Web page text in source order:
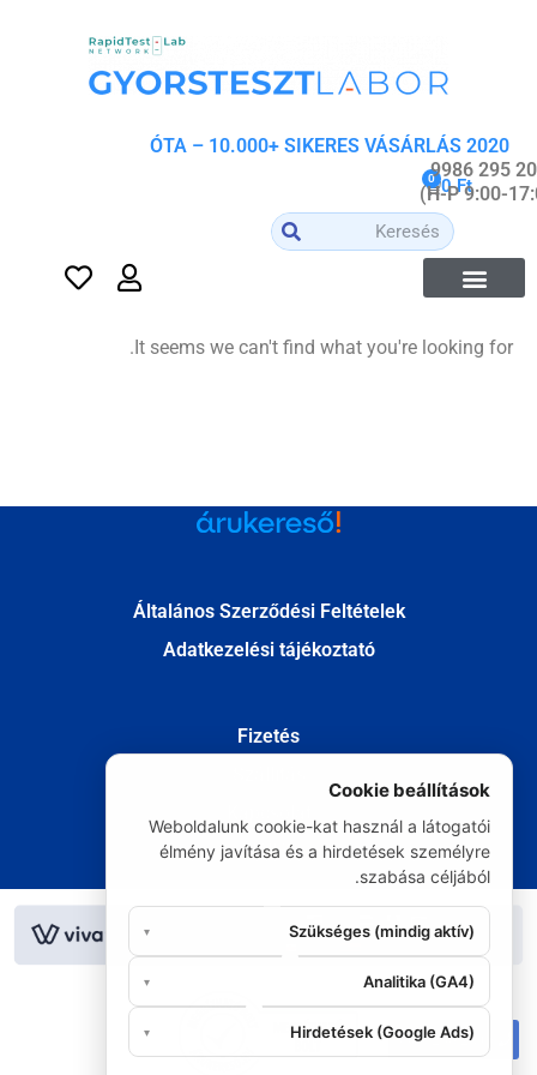
2020 ÓTA – 10.000+ SIKERES VÁSÁRLÁS
0Ft
0
It seems we can't find what you're looking for.
Általános Szerződési Feltételek
Adatkezelési tájékoztató
Fizetés
Elállás
© Minden jog fenntartva 2020
Cookie beállítások
Weboldalunk cookie-kat használ a látogatói
élmény javítása és a hirdetések személyre
szabása céljából.
Szükséges (mindig aktív)
▾
Analitika (GA4)
▾
Hirdetések (Google Ads)
▾